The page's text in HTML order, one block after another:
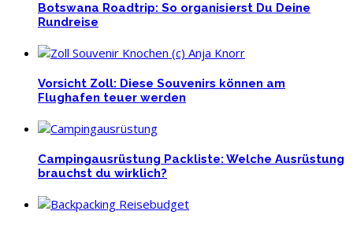
Botswana Roadtrip: So organisierst Du Deine
Rundreise
Vorsicht Zoll: Diese Souvenirs können am
Flughafen teuer werden
Campingausrüstung Packliste: Welche Ausrüstung
brauchst du wirklich?